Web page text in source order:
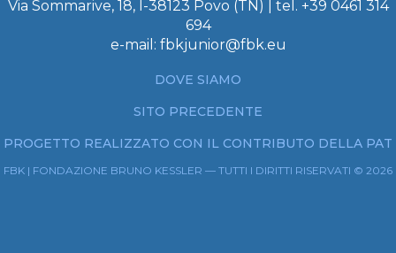
Via Sommarive, 18, I-38123 Povo (TN) | tel. +39 0461 314
694
e-mail: fbkjunior@fbk.eu
DOVE SIAMO
SITO PRECEDENTE
PROGETTO REALIZZATO CON IL CONTRIBUTO DELLA PAT
FBK | FONDAZIONE BRUNO KESSLER — TUTTI I DIRITTI RISERVATI © 2026